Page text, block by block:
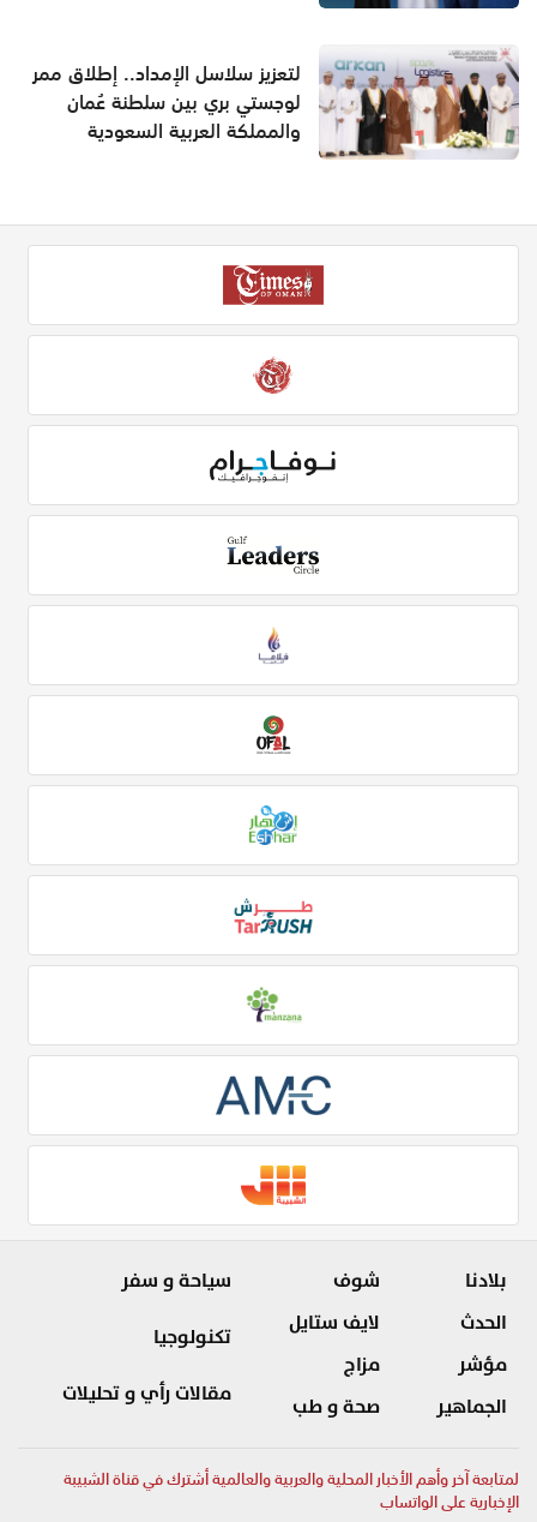
لتعزيز سلاسل الإمداد.. إطلاق ممر
لوجستي بري بين سلطنة عُمان
والمملكة العربية السعودية
بلادنا
الحدث
مؤشر
الجماهير
شوف
لايف ستايل
مزاج
صحة و طب
سياحة و سفر
تكنولوجيا
مقالات رأي و تحليلات
لمتابعة آخر وأهم الأخبار المحلية والعربية والعالمية أشترك في قناة الشبيبة
الإخبارية على الواتساب